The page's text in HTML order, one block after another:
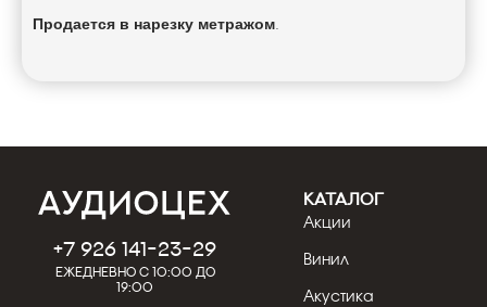
Продается в нарезку метражом.
+7 926 141-23-29
Ежедневно с 10:00 до
19:00
КАТАЛОГ
Акции
Винил
Акустика